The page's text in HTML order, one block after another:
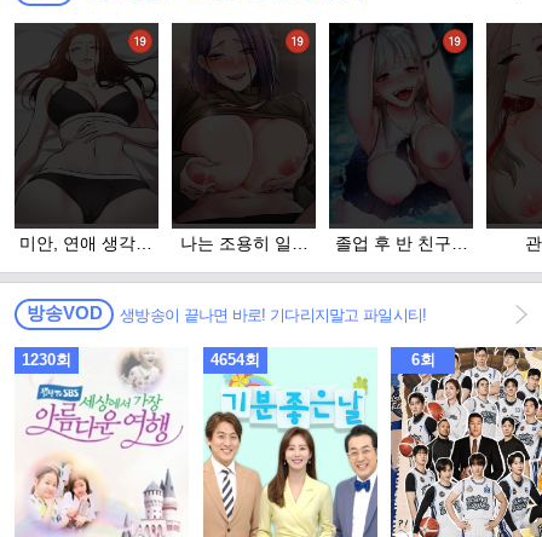
미안, 연애 생각은
나는 조용히 일하
졸업 후 반 친구들
방송VOD 생방송이 끝나면 바로! 기다리지말고 파일시티!
1230회 4654회 6회